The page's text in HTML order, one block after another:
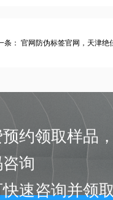
条： 官网防伪标签官网，天津绝
约领取样品，
询
速咨询并领